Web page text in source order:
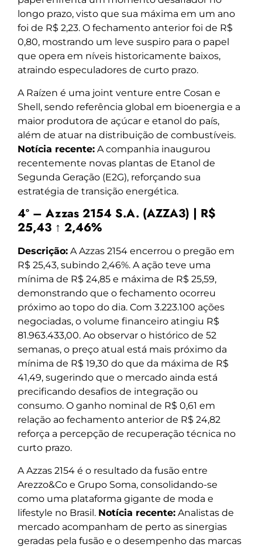
longo prazo, visto que sua máxima em um ano
foi de R$ 2,23. O fechamento anterior foi de R$
0,80, mostrando um leve suspiro para o papel
que opera em níveis historicamente baixos,
atraindo especuladores de curto prazo.
A Raízen é uma joint venture entre Cosan e
Shell, sendo referência global em bioenergia e a
maior produtora de açúcar e etanol do país,
além de atuar na distribuição de combustíveis.
Notícia recente: A companhia inaugurou
recentemente novas plantas de Etanol de
Segunda Geração (E2G), reforçando sua
estratégia de transição energética.
4º – Azzas 2154 S.A. (AZZA3) | R$
25,43 ↑ 2,46%
Descrição: A Azzas 2154 encerrou o pregão em
R$ 25,43, subindo 2,46%. A ação teve uma
mínima de R$ 24,85 e máxima de R$ 25,59,
demonstrando que o fechamento ocorreu
próximo ao topo do dia. Com 3.223.100 ações
negociadas, o volume financeiro atingiu R$
81.963.433,00. Ao observar o histórico de 52
semanas, o preço atual está mais próximo da
mínima de R$ 19,30 do que da máxima de R$
41,49, sugerindo que o mercado ainda está
precificando desafios de integração ou
consumo. O ganho nominal de R$ 0,61 em
relação ao fechamento anterior de R$ 24,82
reforça a percepção de recuperação técnica no
curto prazo.
A Azzas 2154 é o resultado da fusão entre
Arezzo&Co e Grupo Soma, consolidando-se
como uma plataforma gigante de moda e
lifestyle no Brasil. Notícia recente: Analistas de
mercado acompanham de perto as sinergias
geradas pela fusão e o desempenho das marcas